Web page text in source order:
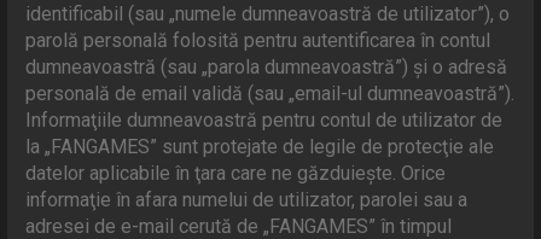
identificabil (sau „numele dumneavoastră de utilizator”), o
parolă personală folosită pentru autentificarea în contul
dumneavoastră (sau „parola dumneavoastră”) şi o adresă
personală de email validă (sau „email-ul dumneavoastră”).
Informaţiile dumneavoastră pentru contul de utilizator de
la „FANGAMES” sunt protejate de legile de protecţie ale
datelor aplicabile în ţara care ne găzduieşte. Orice
informaţie în afara numelui de utilizator, parolei sau a
adresei de e-mail cerută de „FANGAMES” în timpul